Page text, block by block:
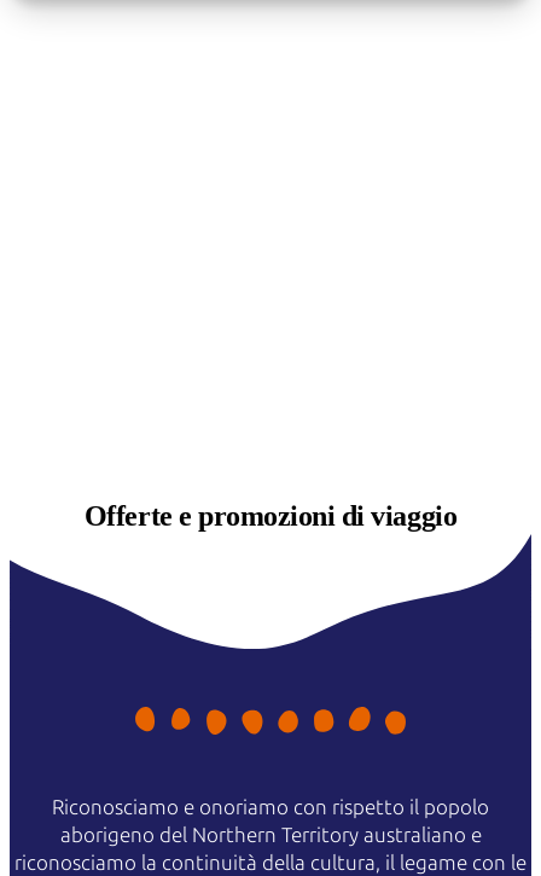
Offerte epromozioni di viaggio
Riconosciamo e onoriamo con rispetto il popolo
aborigeno del Northern Territory australiano e
riconosciamo la continuità della cultura, il legame con le